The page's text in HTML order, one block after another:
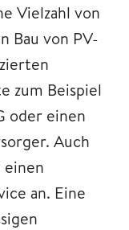
Vielzahl von
Bau von PV-
zum Beispiel
oder einen
Auch
an. Eine